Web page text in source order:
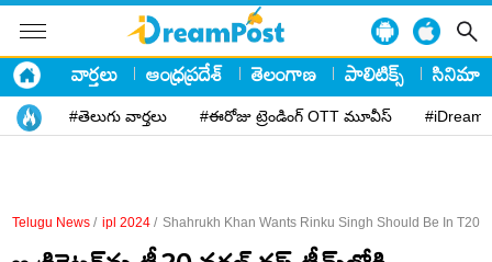
వార్తలు ఆంధ్రప్రదేశ్ తెలంగాణ పాలిటిక్స్ సినిమా
#తెలుగు వార్తలు #ఈరోజు ట్రెండింగ్ OTT మూవీస్
Telugu News / ipl 2024 / Shahrukh Khan Wants Rinku Singh Should Be In T20